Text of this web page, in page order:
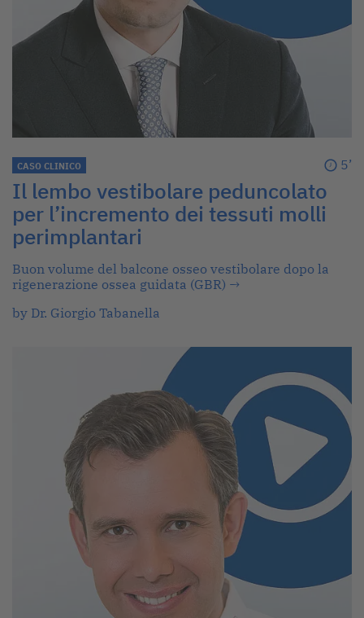
CASO CLINICO 5’
Il lembo vestibolare peduncolato
per l’incremento dei tessuti molli
perimplantari
Buon volume del balcone osseo vestibolare dopo la
rigenerazione ossea guidata (GBR) →
by Dr. Giorgio Tabanella